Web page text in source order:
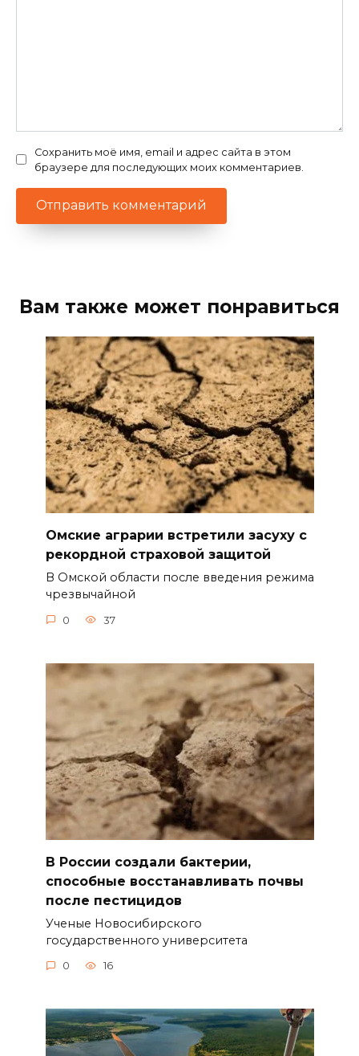
Сохранить моё имя, email и адрес сайта в этом
браузере для последующих моих комментариев.
Вам также может понравиться
Омские аграрии встретили засуху с
рекордной страховой защитой
В Омской области после введения режима
чрезвычайной
0 37
В России создали бактерии,
способные восстанавливать почвы
после пестицидов
Ученые Новосибирского
государственного университета
0 16